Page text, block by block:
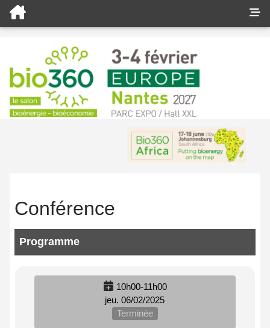
Conférence
Programme
10h00-11h00
jeu. 06/02/2025
Terminée